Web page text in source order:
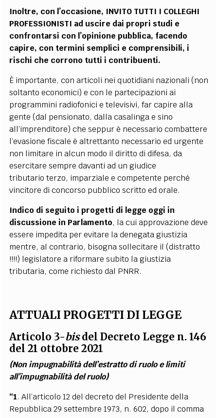
Inoltre, con l’occasione, INVITO TUTTI I COLLEGHI
PROFESSIONISTI ad uscire dai propri studi e
confrontarsi con l’opinione pubblica, facendo
capire, con termini semplici e comprensibili, i
rischi che corrono tutti i contribuenti.
È importante, con articoli nei quotidiani nazionali (non
soltanto economici) e con le partecipazioni ai
programmini radiofonici e televisivi, far capire alla
gente (dal pensionato, dalla casalinga e sino
all’imprenditore) che seppur è necessario combattere
l’evasione fiscale è altrettanto necessario ed urgente
non limitare inalcun modo il diritto di difesa, da
esercitare sempre davanti ad un giudice
tributarioterzo, imparziale e competente perché
vincitore di concorso pubblico scritto edorale.
Indico di seguito i progetti di legge oggi in
discussione in Parlamento, la cuiapprovazione deve
essere impedita per evitare la denegata giustizia
mentre, alcontrario, bisogna sollecitare il (distratto
!!!!) legislatore a riformare subito la giustizia
tributaria, come richiesto dal PNRR.
ATTUALI PROGETTI DI LEGGE
Articolo 3-bisdel Decreto Legge n. 146
del 21 ottobre 2021
(Non impugnabilità dell’estratto di ruolo e limiti
all’impugnabilità del ruolo)
“1. All’articolo 12 del decreto del Presidente della
Repubblica 29 settembre 1973, n. 602, dopo il comma